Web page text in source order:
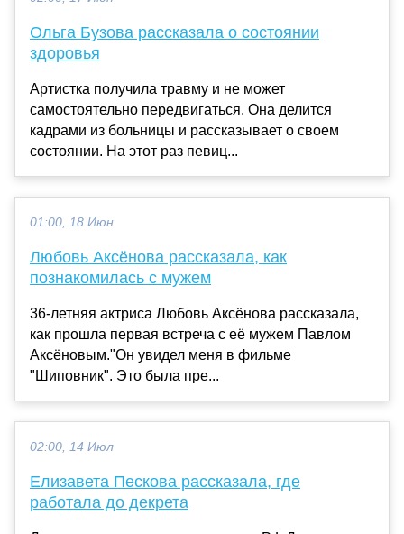
Ольга Бузова рассказала о состоянии
здоровья
Артистка получила травму и не может
самостоятельно передвигаться. Она делится
кадрами из больницы и рассказывает о своем
состоянии. На этот раз певиц...
01:00, 18 Июн
Любовь Аксёнова рассказала, как
познакомилась с мужем
36-летняя актриса Любовь Аксёнова рассказала,
как прошла первая встреча с её мужем Павлом
Аксёновым."Он увидел меня в фильме
"Шиповник". Это была пре...
02:00, 14 Июл
Елизавета Пескова рассказала, где
работала до декрета